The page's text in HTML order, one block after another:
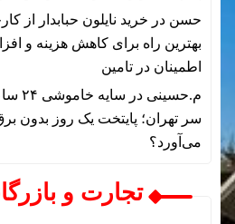
حسن در خرید نایلون حبابدار از
بهترین راه برای کاهش هزینه و
اطمینان در تامین
م.حسینی در
سایه
سر تهران؛ پایتخت یک روز بدون
می‌آورد؟
تجارت و